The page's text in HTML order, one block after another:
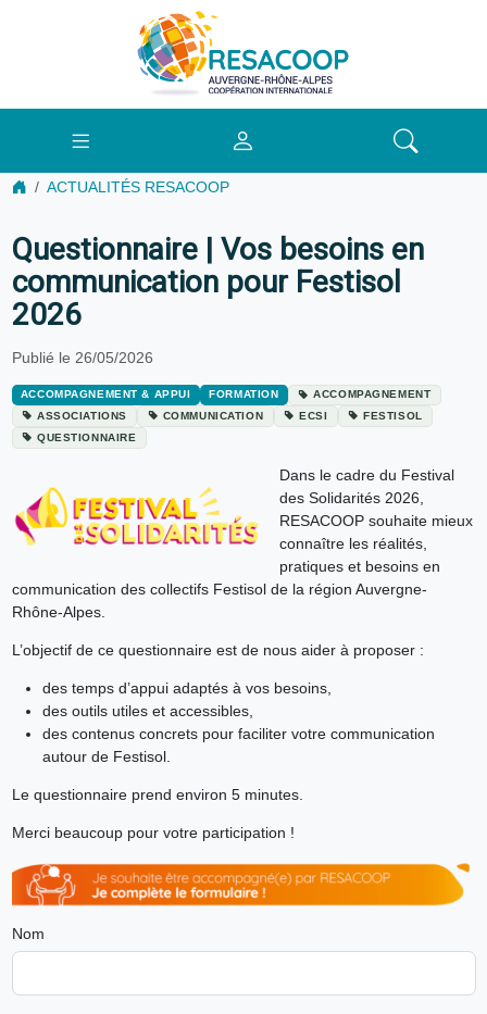
ACTUALITÉS RESACOOP
Questionnaire | Vos besoins en
communication pour Festisol
2026
Publié le 26/05/2026
ACCOMPAGNEMENT & APPUI FORMATION
ACCOMPAGNEMENT
ASSOCIATIONS
COMMUNICATION ECSI
FESTISOL
QUESTIONNAIRE
Dans le cadre du Festival
des Solidarités 2026,
RESACOOP souhaite mieux
connaître les réalités,
pratiques et besoins en
communication des collectifs Festisol de la région Auvergne-
Rhône-Alpes.
L’objectif de ce questionnaire est de nous aider à proposer :
des temps d’appui adaptés à vos besoins,
des outils utiles et accessibles,
des contenus concrets pour faciliter votre communication
autour de Festisol.
Le questionnaire prend environ 5 minutes.
Merci beaucoup pour votre participation !
Nom